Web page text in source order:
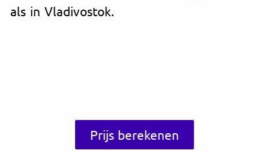
als in Vladivostok.
Prijs berekenen